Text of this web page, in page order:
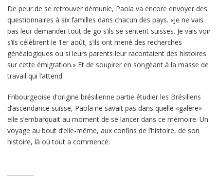
De peur de se retrouver démunie, Paola va encore envoyer des
questionnaires à six familles dans chacun des pays. «Je ne vais
pas leur demander tout de go s’ils se sentent suisses. Je vais voir
s’ils célèbrent le 1er août, s’ils ont mené des recherches
généalogiques ou si leurs parents leur racontaient des histoires
sur cette émigration.» Et de soupirer en songeant à la masse de
travail qui l’attend.
Fribourgeoise d’origine brésilienne partie étudier les Brésiliens
d’ascendance suisse, Paola ne savait pas dans quelle «galère»
elle s’embarquait au moment de se lancer dans ce mémoire. Un
voyage au bout d’elle-même, aux confins de l’histoire, de son
histoire, là où tout a commencé.